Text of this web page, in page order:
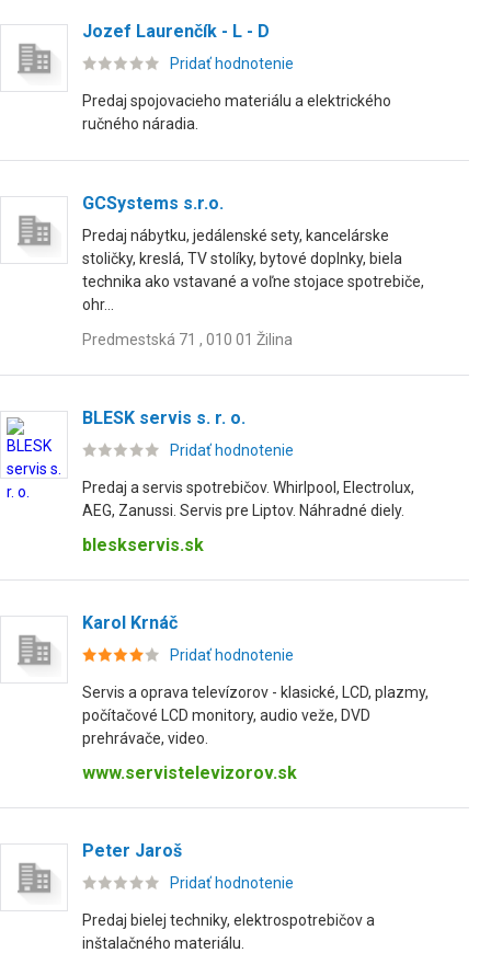
Jozef Laurenčík - L - D
Pridať hodnotenie
Predaj spojovacieho materiálu a elektrického
ručného náradia.
GCSystems s.r.o.
Predaj nábytku, jedálenské sety, kancelárske
stoličky, kreslá, TV stolíky, bytové doplnky, biela
technika ako vstavané a voľne stojace spotrebiče,
ohr...
Predmestská 71 , 010 01 Žilina
BLESK servis s. r. o.
Pridať hodnotenie
Predaj a servis spotrebičov. Whirlpool, Electrolux,
AEG, Zanussi. Servis pre Liptov. Náhradné diely.
bleskservis.sk
Karol Krnáč
Pridať hodnotenie
Servis a oprava televízorov - klasické, LCD, plazmy,
počítačové LCD monitory, audio veže, DVD
prehrávače, video.
www.servistelevizorov.sk
Peter Jaroš
Pridať hodnotenie
Predaj bielej techniky, elektrospotrebičov a
inštalačného materiálu.